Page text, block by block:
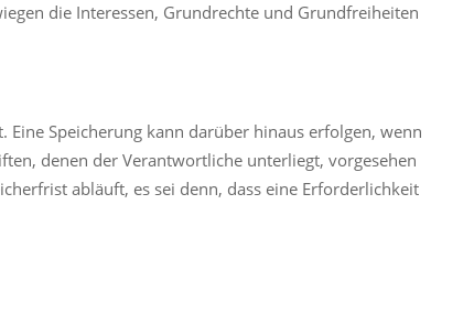
die Interessen, Grundrechte und Grundfreiheiten
Speicherung kann darüber hinaus erfolgen, wenn
denen der Verantwortliche unterliegt, vorgesehen
abläuft, es sei denn, dass eine Erforderlichkeit